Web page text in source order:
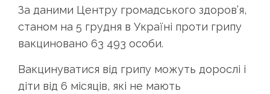
За даними Центру громадського здоров’я,
станом на 5 грудня в Україні проти грипу
вакциновано 63 493 особи.
Вакцинуватися від грипу можуть дорослі і
діти від 6 місяців, які не мають